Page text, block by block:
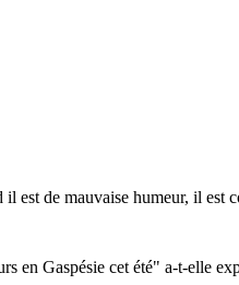
est de mauvaise humeur, il est
en Gaspésie cet été" a-t-elle